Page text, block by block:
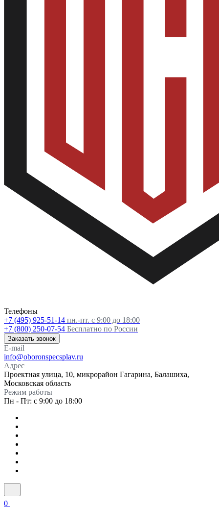
Телефоны
+7 (495) 925-51-14 пн.-пт. с 9:00 до 18:00
+7 (800) 250-07-54 Бесплатно по России
Заказать звонок
E-mail
info@oboronspecsplav.ru
Адрес
Проектная улица, 10, микрорайон Гагарина, Балашиха,
Московская область
Режим работы
Пн - Пт: с 9:00 до 18:00
0